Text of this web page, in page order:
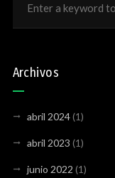
Archivos
abril 2024(1)
abril 2023 (1)
junio 2022 (1)